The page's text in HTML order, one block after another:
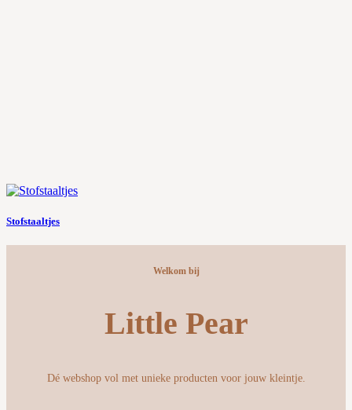
Stofstaaltjes
Welkom bij
Little Pear
Dé webshop vol met unieke producten voor jouw kleintje.